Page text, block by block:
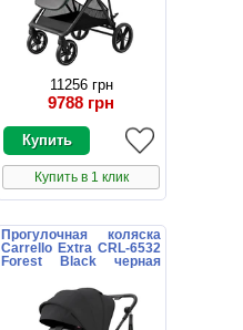
11256 грн
9788 грн
Купить в 1 клик
Прогулочная коляска
Carrello Extra CRL-6532
Forest Black черная